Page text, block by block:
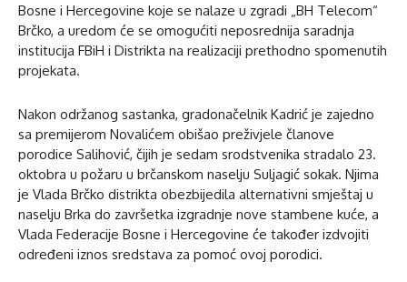
Bosne i Hercegovine koje se nalaze u zgradi „BH Telecom“
Brčko, a uredom će se omogućiti neposrednija saradnja
institucija FBiH i Distrikta na realizaciji prethodno spomenutih
projekata.
Nakon održanog sastanka, gradonačelnik Kadrić je zajedno
sa premijerom Novalićem obišao preživjele članove
porodice Salihović, čijih je sedam srodstvenika stradalo 23.
oktobra u požaru u brčanskom naselju Suljagić sokak. Njima
je Vlada Brčko distrikta obezbijedila alternativni smještaj u
naselju Brka do završetka izgradnje nove stambene kuće, a
Vlada Federacije Bosne i Hercegovine će također izdvojiti
određeni iznos sredstava za pomoć ovoj porodici.